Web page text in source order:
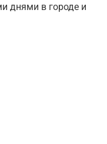
днями в городе и